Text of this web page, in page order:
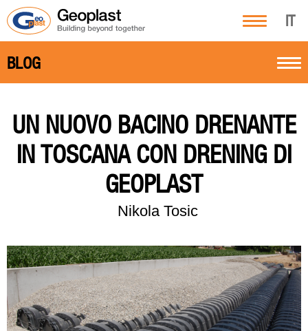
IT
BLOG
UN NUOVO BACINO DRENANTE
IN TOSCANA CON DRENING DI
GEOPLAST
Nikola Tosic